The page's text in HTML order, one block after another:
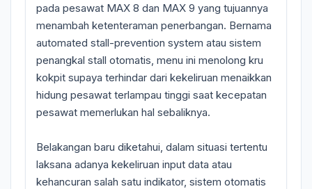
pada pesawat MAX 8 dan MAX 9 yang tujuannya
menambah ketenteraman penerbangan. Bernama
automated stall-prevention system atau sistem
penangkal stall otomatis, menu ini menolong kru
kokpit supaya terhindar dari kekeliruan menaikkan
hidung pesawat terlampau tinggi saat kecepatan
pesawat memerlukan hal sebaliknya.
Belakangan baru diketahui, dalam situasi tertentu
laksana adanya kekeliruan input data atau
kehancuran salah satu indikator, sistem otomatis